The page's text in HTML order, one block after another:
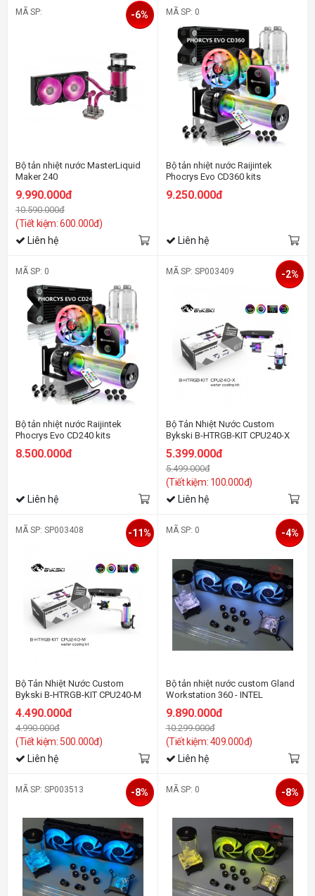
MÃ SP:
Bộ tản nhiệt nước MasterLiquid
Maker 240
9.990.000đ
10.590.000đ
(Tiết kiệm: 600.000đ)
-6%
Liên hệ
MÃ SP: 0
Bộ tản nhiệt nước Raijintek
Phocrys Evo CD360 kits
9.250.000đ
Liên hệ
MÃ SP: 0
Bộ tản nhiệt nước Raijintek
Phocrys Evo CD240 kits
8.500.000đ
Liên hệ
MÃ SP: SP003409
Bộ Tản Nhiệt Nước Custom
Bykski B-HTRGB-KIT CPU240-X
Kit
5.399.000đ
5.499.000đ
(Tiết kiệm: 100.000đ)
-2%
Liên hệ
MÃ SP: SP003408
Bộ Tản Nhiệt Nước Custom
Bykski B-HTRGB-KIT CPU240-M
4.490.000đ
4.990.000đ
(Tiết kiệm: 500.000đ)
-11%
Liên hệ
MÃ SP: 0
Bộ tản nhiệt nước custom Gland
Workstation 360 - INTEL
9.890.000đ
10.299.000đ
(Tiết kiệm: 409.000đ)
-4%
Liên hệ
MÃ SP: SP003513 -8% MÃ SP: 0 -8%